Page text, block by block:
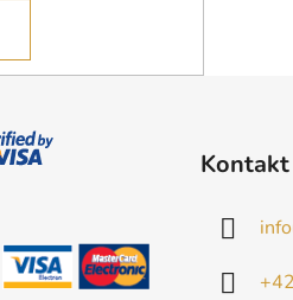
Kontakt
info